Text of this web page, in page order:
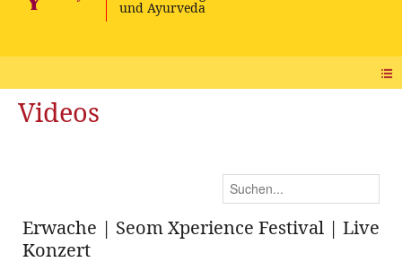
Videos
Erwache | Seom Xperience Festival | Live
Konzert